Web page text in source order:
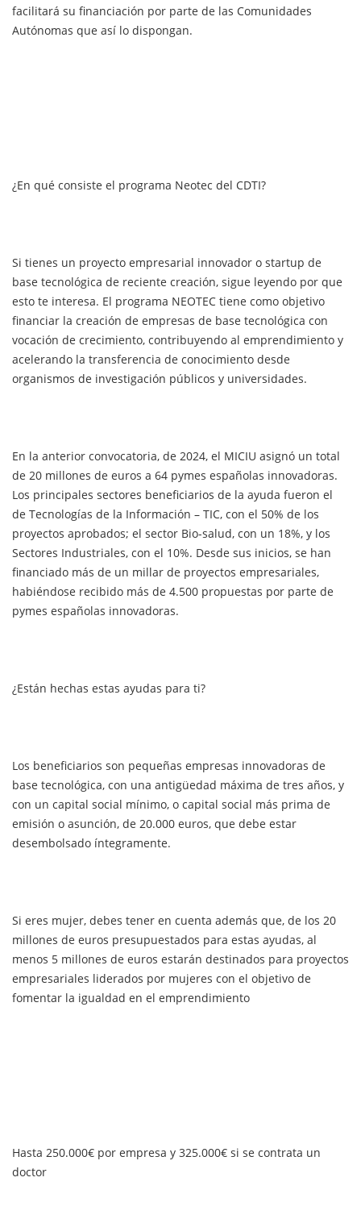
facilitará su financiación por parte de las Comunidades
Autónomas que así lo dispongan.
¿En qué consiste el programa Neotec del CDTI?
Si tienes un proyecto empresarial innovador o startup de
base tecnológica de reciente creación, sigue leyendo por que
esto te interesa. El programa NEOTEC tiene como objetivo
financiar la creación de empresas de base tecnológica con
vocación de crecimiento, contribuyendo al emprendimiento y
acelerando la transferencia de conocimiento desde
organismos de investigación públicos y universidades.
En la anterior convocatoria, de 2024, el MICIU asignó un total
de 20 millones de euros a 64 pymes españolas innovadoras.
Los principales sectores beneficiarios de la ayuda fueron el
de Tecnologías de la Información – TIC, con el 50% de los
proyectos aprobados; el sector Bio-salud, con un 18%, y los
Sectores Industriales, con el 10%. Desde sus inicios, se han
financiado más de un millar de proyectos empresariales,
habiéndose recibido más de 4.500 propuestas por parte de
pymes españolas innovadoras.
¿Están hechas estas ayudas para ti?
Los beneficiarios son pequeñas empresas innovadoras de
base tecnológica, con una antigüedad máxima de tres años, y
con un capital social mínimo, o capital social más prima de
emisión o asunción, de 20.000 euros, que debe estar
desembolsado íntegramente.
Si eres mujer, debes tener en cuenta además que, de los 20
millones de euros presupuestados para estas ayudas, al
menos 5 millones de euros estarán destinados para proyectos
empresariales liderados por mujeres con el objetivo de
fomentar la igualdad en el emprendimiento
Hasta 250.000€ por empresa y 325.000€ si se contrata un
doctor